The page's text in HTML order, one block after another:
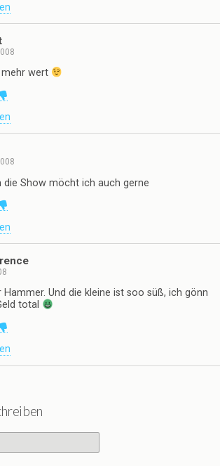
wert
die Show möcht ich auch gerne
Hammer. Und die kleine ist soo süß, ich gönn
total